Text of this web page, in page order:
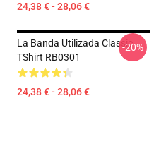
24,38 € - 28,06 €
La Banda Utilizada Classic
TShirt RB0301
24,38 € - 28,06 €
-20%